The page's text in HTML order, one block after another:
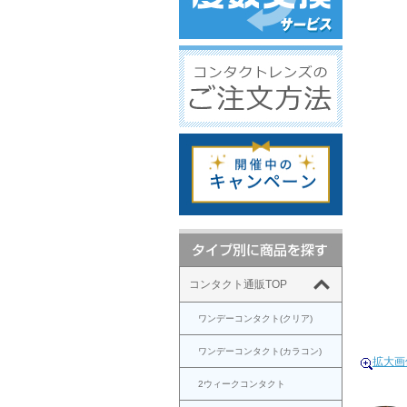
コンタクト通販TOP
ワンデーコンタクト(クリア)
ワンデーコンタクト(カラコン)
2ウィークコンタクト
拡大